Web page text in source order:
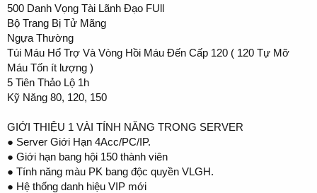
500 Danh Vọng Tài Lãnh Đạo FUll
Bộ Trang Bị Tử Mãng
Ngựa Thường
Túi Máu Hổ Trợ Và Vòng Hồi Máu Đến Cấp 120 ( 120 Tự Mỡ
Máu Tốn ít lượng )
5 Tiên Thảo Lộ 1h
Kỹ Năng 80, 120, 150
GIỚI THIỆU 1 VÀI TÍNH NĂNG TRONG SERVER
● Server Giới Hạn 4Acc/PC/IP.
● Giới hạn bang hội 150 thành viên
● Tính năng màu PK bang độc quyền VLGH.
● Hệ thống danh hiệu VIP mới